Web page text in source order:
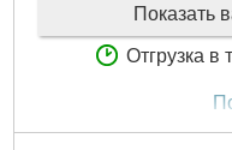
Показать
Отгрузка в